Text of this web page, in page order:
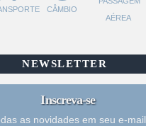
CÂMBIO
AÉREA
NEWSLETTER
Inscreva-se
as novidades em seu e-mail